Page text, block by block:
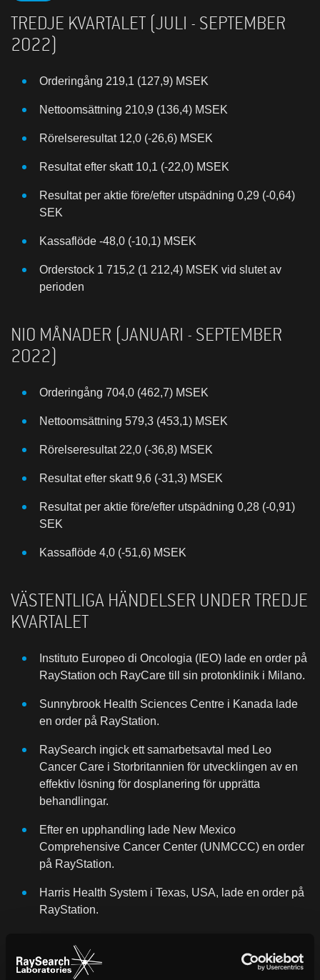
TREDJE KVARTALET (JULI - SEPTEMBER
2022)
Orderingång 219,1 (127,9) MSEK
Nettoomsättning 210,9 (136,4) MSEK
Rörelseresultat 12,0 (-26,6) MSEK
Resultat efter skatt 10,1 (-22,0) MSEK
Resultat per aktie före/efter utspädning 0,29 (-0,64)
SEK
Kassaflöde -48,0 (-10,1) MSEK
Orderstock 1 715,2 (1 212,4) MSEK vid slutet av
perioden
NIO MÅNADER (JANUARI - SEPTEMBER
2022)
Orderingång 704,0 (462,7) MSEK
Nettoomsättning 579,3 (453,1) MSEK
Rörelseresultat 22,0 (-36,8) MSEK
Resultat efter skatt 9,6 (-31,3) MSEK
Resultat per aktie före/efter utspädning 0,28 (-0,91)
SEK
Kassaflöde 4,0 (-51,6) MSEK
VÄSTENTLIGA HÄNDELSER UNDER TREDJE
KVARTALET
Instituto Europeo di Oncologia (IEO) lade en order på
RayStation och RayCare till sin protonklinik i Milano.
Sunnybrook Health Sciences Centre i Kanada lade
en order på RayStation.
RaySearch ingick ett samarbetsavtal med Leo
Cancer Care i Storbritannien för utvecklingen av en
effektiv lösning för dosplanering för upprätta
behandlingar.
Efter en upphandling lade New Mexico
Comprehensive Cancer Center (UNMCCC) en order
på RayStation.
Harris Health System i Texas, USA, lade en order på
RayStation.
en order på RayCare.